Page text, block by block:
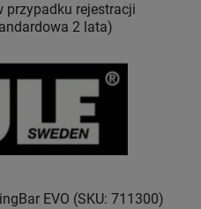
przypadku rejestracji
2 lata)
EVO (SKU: 711300)